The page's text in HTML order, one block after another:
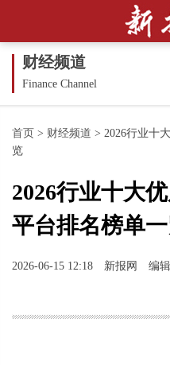
财经频道
Finance Channel
首页 > 财经频道 > 2026行业十
览
2026行业十大
平台排名榜单
2026-06-15 12:18 新报网 编